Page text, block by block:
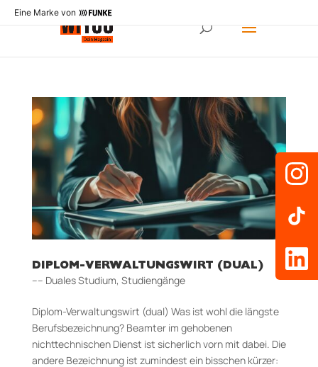
Eine Marke von
DIPLOM-VERWALTUNGSWIRT (DUAL)
–– Duales Studium, Studiengänge
Diplom-Verwaltungswirt (dual) Was ist wohl die längste
Berufsbezeichnung? Beamter im gehobenen
nichttechnischen Dienst ist sicherlich vorn mit dabei. Die
andere Bezeichnung ist zumindest ein bisschen kürzer: